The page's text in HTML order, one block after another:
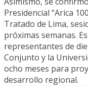
Presidencial “Arica
Tratado de Lima,
próximas semanas.
representantes de
Conjunto y la
ocho meses para
desarrollo regional.